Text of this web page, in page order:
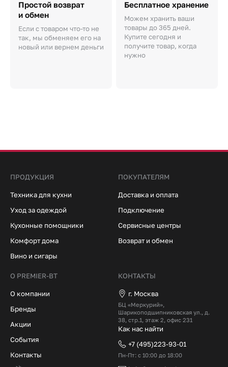
Простой возврат
и обмен
Если с товаром что-то не
так, мы обменяем его на
новый или вернем деньги
Бесплатное хранение
Можем хранить ваши
товары до 365 дней.
Купите сегодня и
получите товар, когда
нужно
ПРОДУКЦИЯ
Техника для кухни
Уход за одеждой
Кухонные помощники
Комфорт дома
Вино и сигары
ПОКУПАТЕЛЯМ
Доставка и оплата
Подключение
Сервисные центры
Возврат и обмен
О PREMIER-BT
О компании
Бренды
Акции
События
Контакты
КОНТАКТЫ
г. Москва
БЦ «Меркурий»,
Шарикоподшипниковская ул., д.
38, стр.1, этаж 2, офис 231
Как нас найти
+7 (495)223-93-01
Пн-Пт: с 10:00 до 18:00